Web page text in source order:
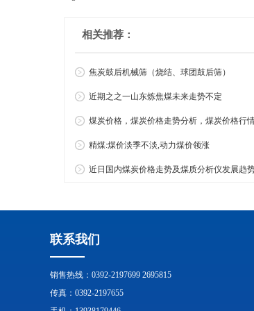
相关推荐：
焦炭鼓后机械筛（烧结、球团鼓后筛）
近期之之一山东炼焦煤未来走势不定
煤炭价格，煤炭价格走势分析，煤炭价格行
精煤:煤价淡季不淡,动力煤价领涨
近日国内煤炭价格走势及煤质分析仪发展趋
联系我们
销售热线：0392-2197699 2695815
传真：0392-2197655